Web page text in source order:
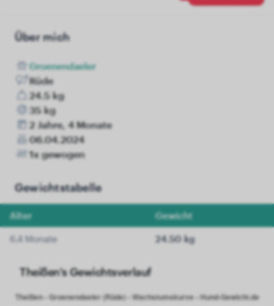
Über mich
Groenendaeler
Rüde
24.5 kg
35 kg
2 Jahre, 4 Monate
06.04.2024
1x gewogen
Gewichtstabelle
Alter Gewicht
6.4 Monate 24.50 kg
Theißen's Gewichtsverlauf